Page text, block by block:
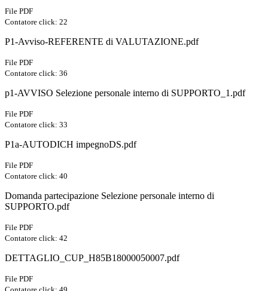
File PDF
Contatore click: 22
P1-Avviso-REFERENTE di VALUTAZIONE.pdf
File PDF
Contatore click: 36
p1-AVVISO Selezione personale interno di SUPPORTO_1.pdf
File PDF
Contatore click: 33
P1a-AUTODICH impegnoDS.pdf
File PDF
Contatore click: 40
Domanda partecipazione Selezione personale interno di
SUPPORTO.pdf
File PDF
Contatore click: 42
DETTAGLIO_CUP_H85B18000050007.pdf
File PDF